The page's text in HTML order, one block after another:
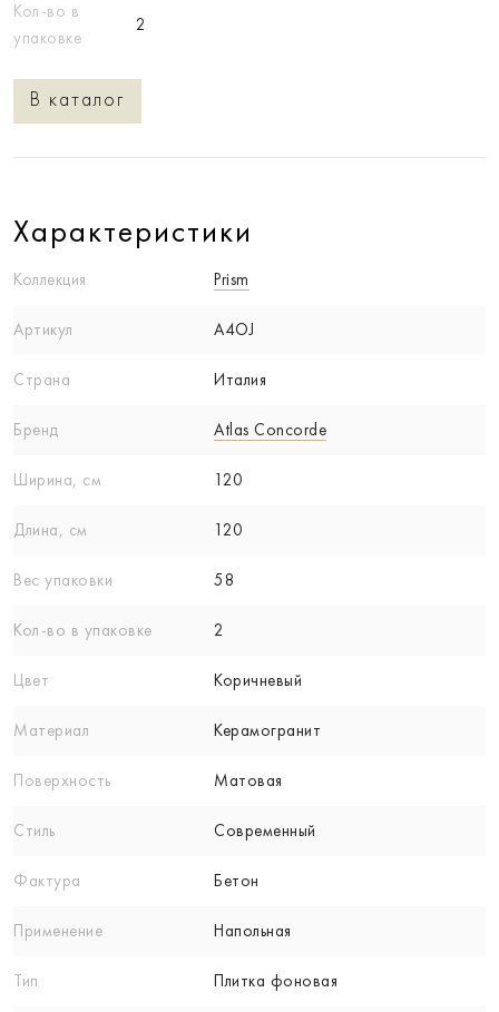
Кол-во в
упаковке
2
В каталог
Характеристики
Коллекция Prism
Артикул A4OJ
Страна Италия
Бренд Atlas Concorde
Ширина, см 120
Длина, см 120
Вес упаковки 58
Кол-вo в упаковке 2
Цвет Коричневый
Материал Керамогранит
Поверхность Матовая
Стиль Современный
Фактура Бетон
Применение Напольная
Тип Плитка фоновая